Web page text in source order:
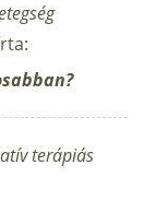
terápiás